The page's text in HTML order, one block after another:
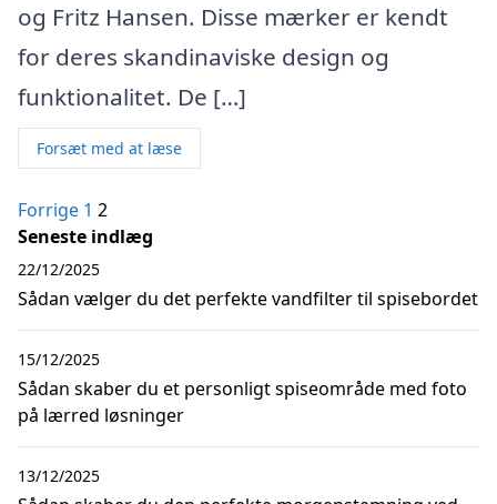
og Fritz Hansen. Disse mærker er kendt
for deres skandinaviske design og
funktionalitet. De […]
Forsæt med at læse
Indlægsinddeling
Forrige 1 2
Seneste indlæg
Sådan vælger du det perfekte vandfilter til spisebordet
22/12/2025
Sådan skaber du et personligt spiseområde med foto
på lærred løsninger
15/12/2025
13/12/2025